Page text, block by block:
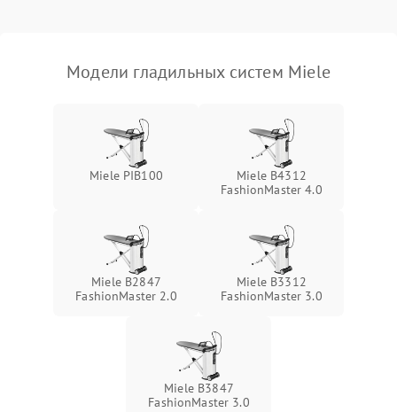
Проблемы с регулировкой
температуры
Подробнее →
Подробнее →
Неисправность блока
питания
Подробнее →
1000 ₽
Неисправность кнопок
500 ₽
Модели гладильных систем Miele
Miele PIB100
Miele B4312
FashionMaster 4.0
Miele B2847
FashionMaster 2.0
Miele B3312
FashionMaster 3.0
Miele B3847
FashionMaster 3.0